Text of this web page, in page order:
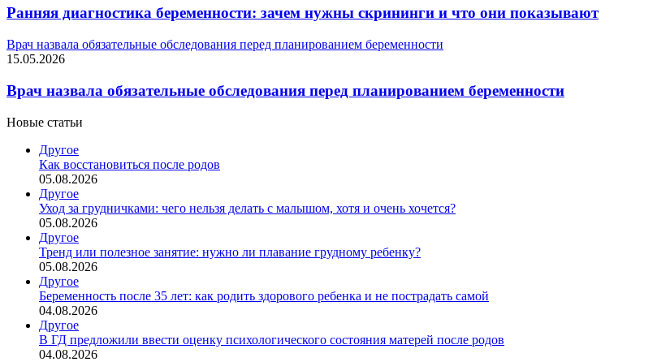
Ранняя диагностика беременности: зачем нужны скрининги и что они показывают
Врач назвала обязательные обследования перед планированием беременности
15.05.2026
Врач назвала обязательные обследования перед планированием беременности
Новые статьи
Другое
Как восстановиться после родов
05.08.2026
Другое
Уход за грудничками: чего нельзя делать с малышом, хотя и очень хочется?
05.08.2026
Другое
Тренд или полезное занятие: нужно ли плавание грудному ребенку?
05.08.2026
Другое
Беременность после 35 лет: как родить здорового ребенка и не пострадать самой
04.08.2026
Другое
В ГД предложили ввести оценку психологического состояния матерей после родов
04.08.2026